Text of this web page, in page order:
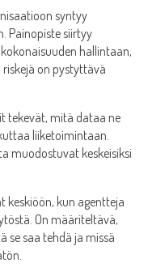
syntyy
Painopiste siirtyy
hallintaan,
on pystyttävä
tekevät, mitä dataa ne
liiketoimintaan.
muodostuvat keskeisiksi
keskiöön, kun agentteja
On määriteltävä,
se saa tehdä ja missä